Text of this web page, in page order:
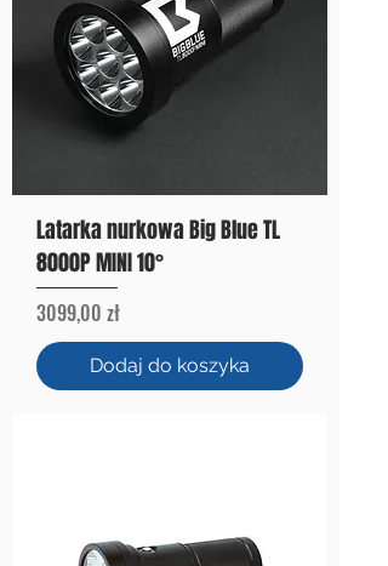
Latarka nurkowa Big Blue TL
8000P MINI 10°
Cena
3099,00 zł
Dodaj do koszyka